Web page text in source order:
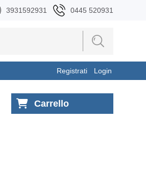
3931592931 0445 520931
Registrati Login
Carrello